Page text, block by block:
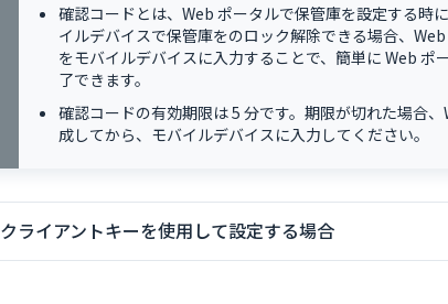
確認コードとは、Web ポータルで保管庫を設定する時
イルデバイスで保管庫をのロック解除できる場合、
をモバイルデバイスに入力することで、簡単に Web ポ
了できます。
確認コードの有効期限は 5 分です。期限が切れた場合
成してから、モバイルデバイスに入力してください。
クライアントキーを使用して設定する場合